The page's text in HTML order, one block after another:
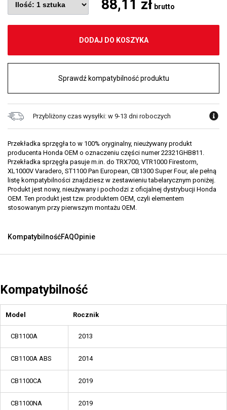
88,11 zł brutto
DODAJ DO KOSZYKA
Sprawdź kompatybilność produktu
Przybliżony czas wysyłki: w 9-13 dni roboczych
Przekładka sprzęgła to w 100% oryginalny, nieużywany produkt
producenta Honda OEM o oznaczeniu części numer 22321GHB811.
Przekładka sprzęgła pasuje m.in. do TRX700, VTR1000 Firestorm,
XL1000V Varadero, ST1100 Pan European, CB1300 Super Four, ale pełną
listę kompatybilności znajdziesz w zestawieniu tabelarycznym poniżej.
Produkt jest nowy, nieużywany i pochodzi z oficjalnej dystrybucji Honda
OEM. Ten produkt jest tzw. produktem OEM, czyli elementem
stosowanym przy pierwszym montażu OEM.
KompatybilnośćFAQOpinie
Kompatybilność
Model Rocznik
CB1100A 2013
CB1100A ABS 2014
CB1100CA 2019
CB1100NA 2019